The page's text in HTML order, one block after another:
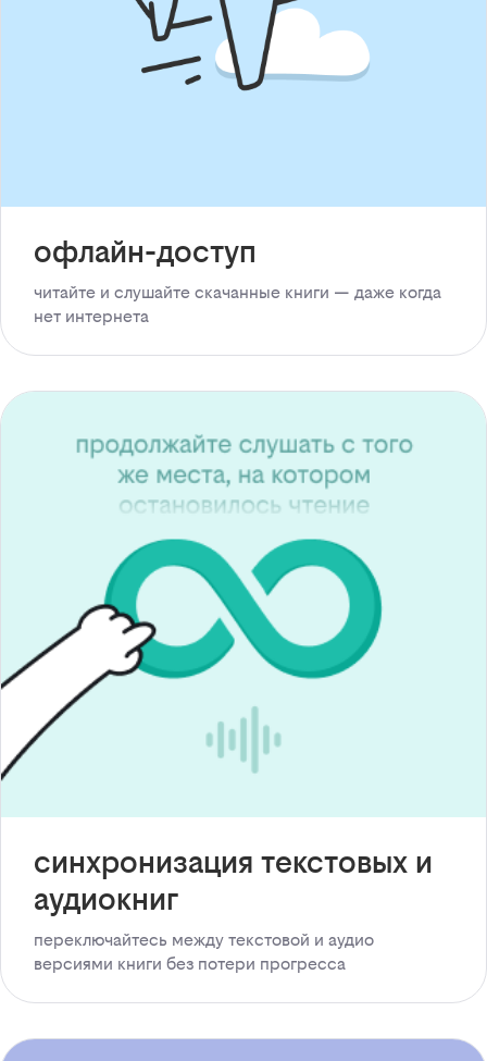
офлайн-доступ
читайте и слушайте скачанные книги — даже когда
нет интернета
синхронизация текстовых и
аудиокниг
переключайтесь между текстовой и аудио
версиями книги без потери прогресса